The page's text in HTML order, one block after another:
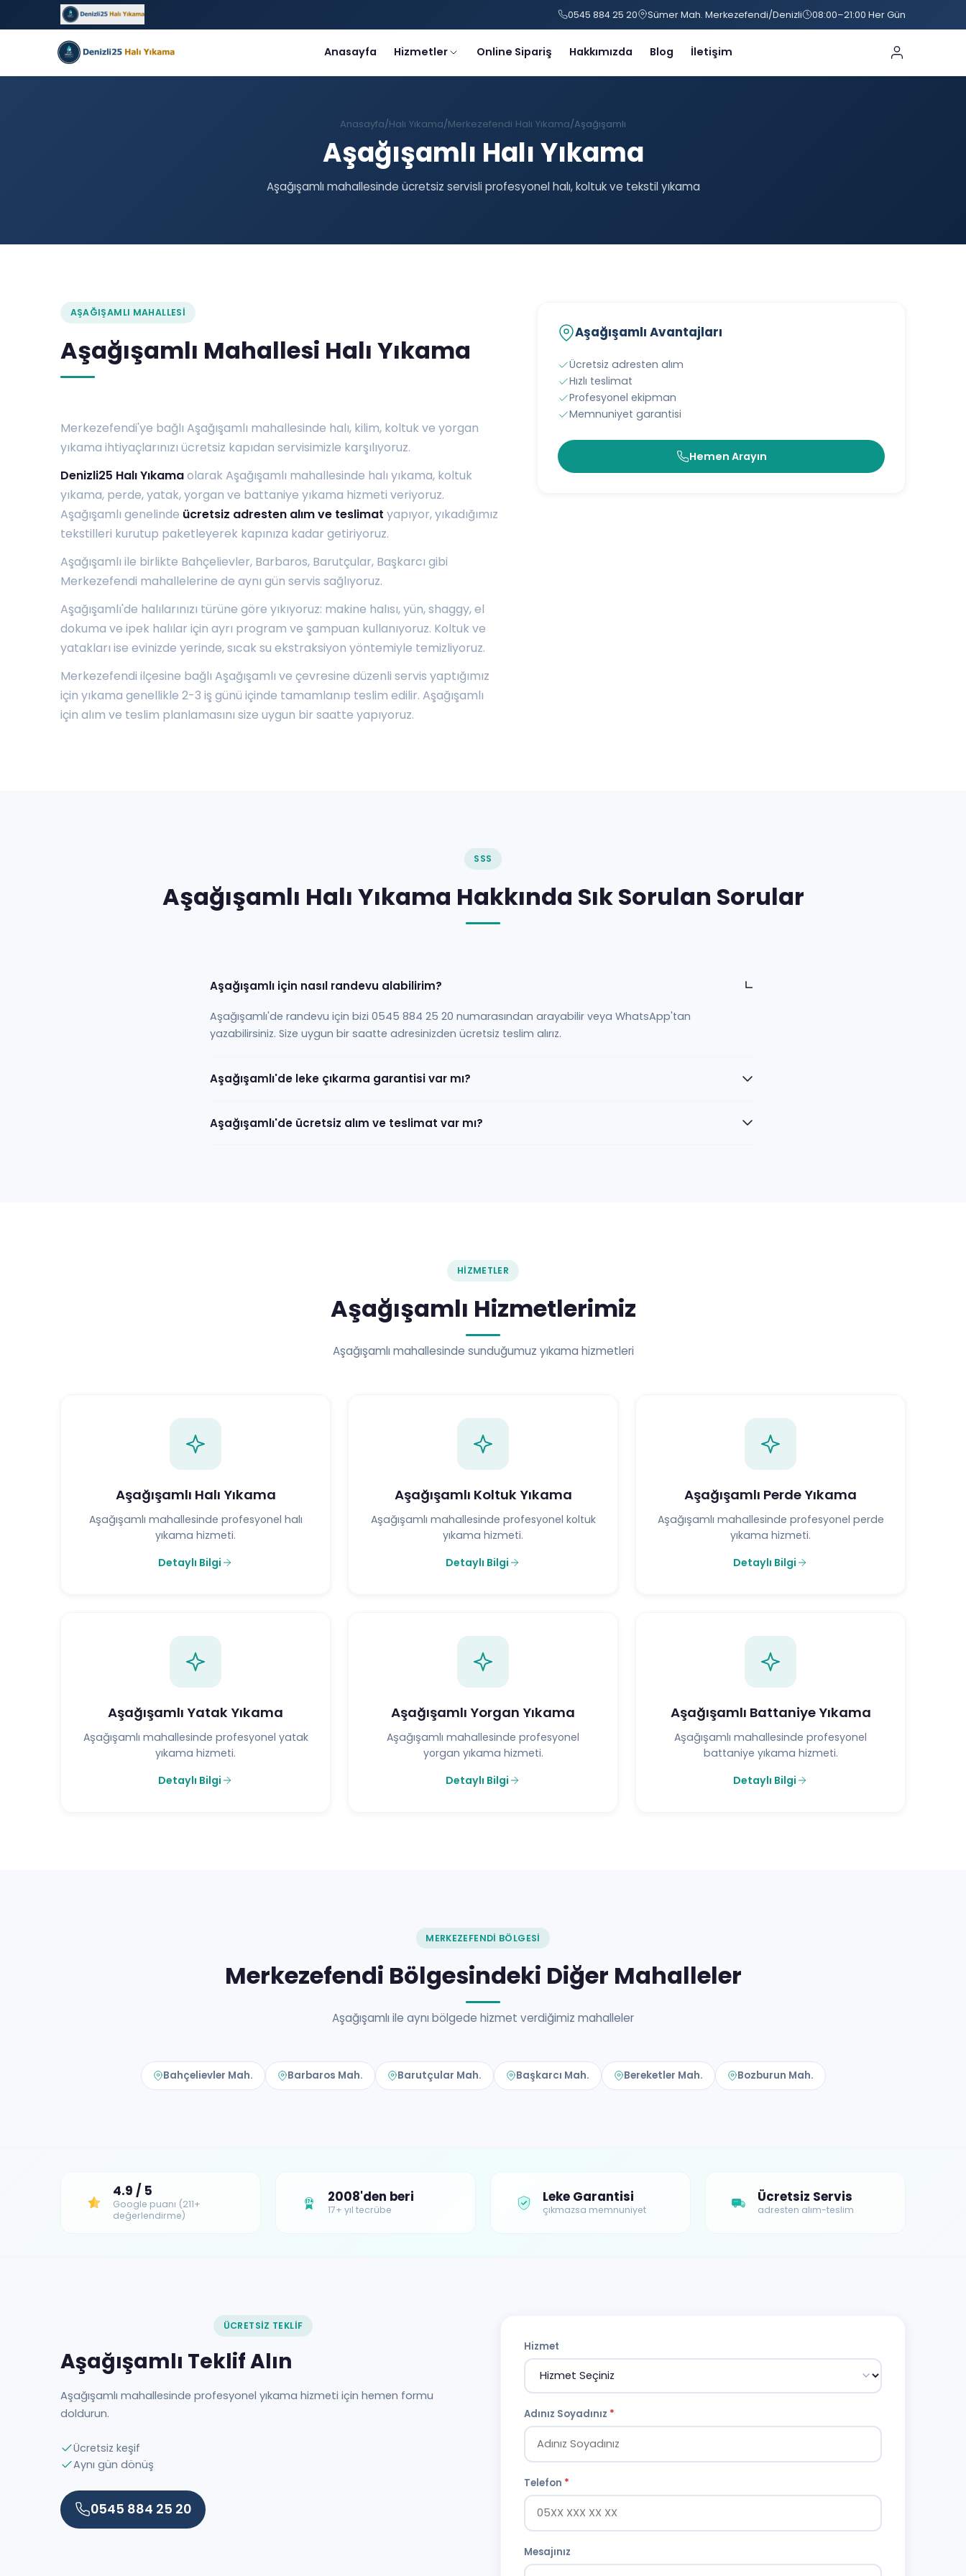
0545 884 25 20 Sümer Mah. Merkezefendi/Denizli 08:00–21:00 Her Gün
Anasayfa Hizmetler Online Sipariş Hakkımızda Blog İletişim
Anasayfa Halı Yıkama Merkezefendi Halı Yıkama Aşağışamlı
Aşağışamlı Halı Yıkama
Aşağışamlı mahallesinde ücretsiz servisli profesyonel halı, koltuk ve tekstil yıkama
AŞAĞIŞAMLI MAHALLESI
Aşağışamlı Mahallesi Halı Yıkama
Merkezefendi'ye bağlı Aşağışamlı mahallesinde halı, kilim, koltuk ve yorgan
yıkama ihtiyaçlarınızı ücretsiz kapıdan servisimizle karşılıyoruz.
Denizli25 Halı Yıkamaolarak Aşağışamlı mahallesinde halı yıkama, koltuk
yıkama, perde, yatak, yorgan ve battaniye yıkama hizmeti veriyoruz.
Aşağışamlı genelinde ücretsiz adresten alım ve teslimat yapıyor, yıkadığımız
tekstilleri kurutup paketleyerek kapınıza kadar getiriyoruz.
Aşağışamlı ile birlikte Bahçelievler, Barbaros, Barutçular, Başkarcı gibi
Merkezefendi mahallelerine de aynı gün servis sağlıyoruz.
Aşağışamlı'de halılarınızı türüne göre yıkıyoruz: makine halısı, yün, shaggy, el
dokuma ve ipek halılar için ayrı program ve şampuan kullanıyoruz. Koltuk ve
yatakları ise evinizde yerinde, sıcak su ekstraksiyon yöntemiyle temizliyoruz.
Merkezefendi ilçesine bağlı Aşağışamlı ve çevresine düzenli servis yaptığımız
için yıkama genellikle 2-3 iş günü içinde tamamlanıp teslim edilir. Aşağışamlı
için alım ve teslim planlamasını size uygun bir saatte yapıyoruz.
Aşağışamlı Avantajları
Ücretsiz adresten alım
Hızlı teslimat
Profesyonel ekipman
Memnuniyet garantisi
Hemen Arayın
SSS
Aşağışamlı Halı Yıkama Hakkında Sık Sorulan Sorular
Aşağışamlı için nasıl randevu alabilirim?
Aşağışamlı'de randevu için bizi 0545 884 25 20 numarasından arayabilir veya WhatsApp'tan
yazabilirsiniz. Size uygun bir saatte adresinizden ücretsiz teslim alırız.
Aşağışamlı'de leke çıkarma garantisi var mı?
Aşağışamlı'de ücretsiz alım ve teslimat var mı?
HIZMETLER
Aşağışamlı Hizmetlerimiz
Aşağışamlı mahallesinde sunduğumuz yıkama hizmetleri
Aşağışamlı Halı Yıkama
Aşağışamlı mahallesinde profesyonel halı
yıkama hizmeti.
Detaylı Bilgi
Aşağışamlı Koltuk Yıkama
Aşağışamlı mahallesinde profesyonel koltuk
yıkama hizmeti.
Detaylı Bilgi
Aşağışamlı Perde Yıkama
Aşağışamlı mahallesinde profesyonel perde
yıkama hizmeti.
Detaylı Bilgi
Aşağışamlı Yatak Yıkama
Aşağışamlı mahallesinde profesyonel yatak
yıkama hizmeti.
Detaylı Bilgi
Aşağışamlı Yorgan Yıkama
Aşağışamlı mahallesinde profesyonel
yorgan yıkama hizmeti.
Detaylı Bilgi
Aşağışamlı Battaniye Yıkama
Aşağışamlı mahallesinde profesyonel
battaniye yıkama hizmeti.
Detaylı Bilgi
MERKEZEFENDI BÖLGESI
Merkezefendi Bölgesindeki Diğer Mahalleler
Aşağışamlı ile aynı bölgede hizmet verdiğimiz mahalleler
Bahçelievler Mah. Barbaros Mah. Barutçular Mah. Başkarcı Mah. Bereketler Mah. Bozburun Mah.
4.9 / 5
Google puanı (211+
değerlendirme)
17+ 2008'den beri
17+ yıl tecrübe
Leke Garantisi
çıkmazsa memnuniyet
Ücretsiz Servis
adresten alım-teslim
ÜCRETSIZ TEKLIF
Aşağışamlı Teklif Alın
Aşağışamlı mahallesinde profesyonel yıkama hizmeti için hemen formu
doldurun.
Ücretsiz keşif
Aynı gün dönüş
0545 884 25 20
Hizmet
Adınız Soyadınız *
Telefon *
Mesajınız